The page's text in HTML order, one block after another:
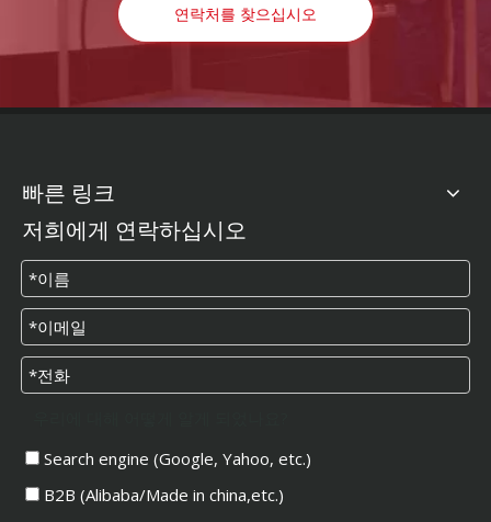
연락처를 찾으십시오
빠른 링크
저희에게 연락하십시오
Search engine (Google, Yahoo, etc.)
B2B (Alibaba/Made in china,etc.)